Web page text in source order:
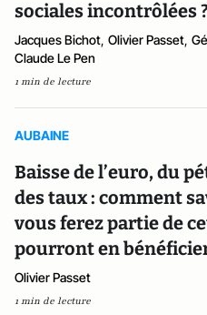
sociales incontrôlées
Jacques Bichot, Olivier Passet,
Claude Le Pen
1 min de lecture
AUBAINE
Baisse de l’euro, du
des taux : comment
vous ferez partie de
pourront en
Olivier Passet
1 min de lecture